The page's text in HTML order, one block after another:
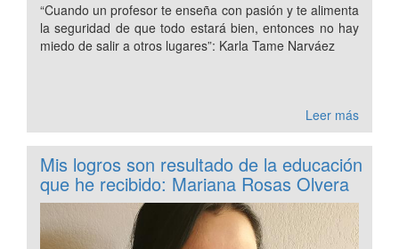
“Cuando un profesor te enseña con pasión y te alimenta
la seguridad de que todo estará bien, entonces no hay
miedo de salir a otros lugares”: Karla Tame Narváez
Leer más
Mis logros son resultado de la educación
que he recibido: Mariana Rosas Olvera